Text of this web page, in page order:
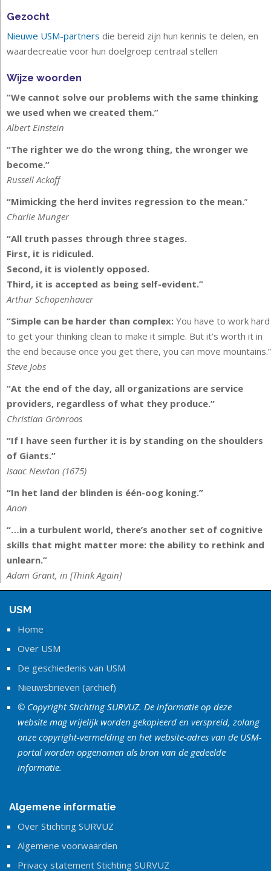
Gezocht
Nieuwe USM-partners die bereid zijn hun kennis te delen, en
waardecreatie voor hun doelgroep centraal stellen
Wijze woorden
“We cannot solve our problems with the same thinking
we used when we created them.”
Albert Einstein
“The righter we do the wrong thing, the wronger we
become.”
Russell Ackoff
“Mimicking the herd invites regression to the mean.”
Charlie Munger
“All truth passes through three stages.
First, it is ridiculed.
Second, it is violently opposed.
Third, it is accepted as being self-evident.”
Arthur Schopenhauer
“Simple can be harder than complex: You have to work hard
to get your thinking clean to make it simple. But it’s worth it in
the end because once you get there, you can move mountains.”
Steve Jobs
“At the end of the day, all organizations are service
providers, regardless of what they produce.”
Christian Grönroos
“If I have seen further it is by standing on the shoulders
of Giants.”
Isaac Newton (1675)
“In het land der blinden is één-oog koning.”
Anon
“…in a turbulent world, there’s another set of cognitive
skills that might matter more: the ability to rethink and
unlearn.”
Adam Grant, in [Think Again]
USM
Home
Over USM
De geschiedenis van USM
Nieuwsbrieven (archief)
© Copyright Stichting SURVUZ. De informatie op deze
website mag vrijelijk worden gekopieerd en verspreid, zolang
onze copyright-vermelding en het website-adres van de USM-
portal worden opgenomen als bron van de gedeelde
informatie.
Algemene informatie
Over Stichting SURVUZ
Algemene voorwaarden
Privacy statement Stichting SURVUZ